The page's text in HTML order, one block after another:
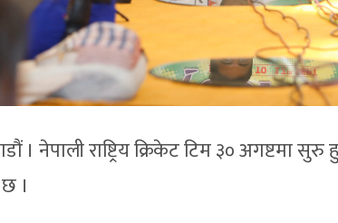
। नेपाली राष्ट्रिय क्रिकेट टिम ३० अगष्टमा
।